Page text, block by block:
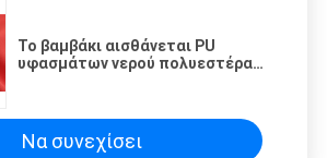
Το βαμβάκι αισθάνεται PU
υφασμάτων νερού πολυεστέρα
επιστρώματος
Να συνεχίσει